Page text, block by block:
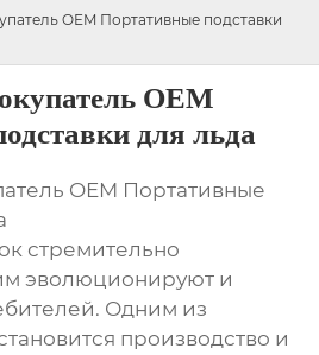
OEM Портативные подставки
OEM
для льда
OEM Портативные
стремительно
эволюционируют и
Одним из
производство и